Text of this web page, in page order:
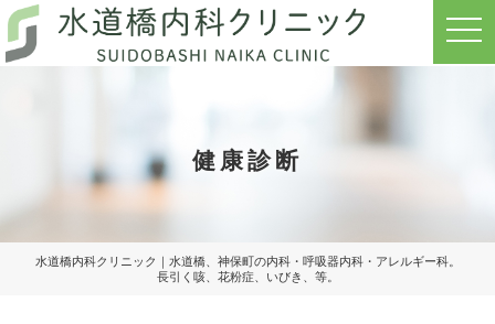
t
o
i
健康診断
水道橋内科クリニック｜水道橋、神保町の内科・呼吸器内科・アレルギー科。
長引く咳、花粉症、いびき、等。